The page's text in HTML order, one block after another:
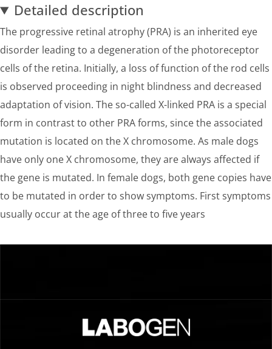
Detailed description
The progressive retinal atrophy (PRA) is an inherited eye
disorder leading to a degeneration of the photoreceptor
cells of the retina. Initially, a loss of function of the rod cells
is observed proceeding in night blindness and decreased
adaptation of vision. The so-called X-linked PRA is a special
form in contrast to other PRA forms, since the associated
mutation is located on the X chromosome. As male dogs
have only one X chromosome, they are always affected if
the gene is mutated. In female dogs, both gene copies have
to be mutated in order to show symptoms. First symptoms
usually occur at the age of three to five years